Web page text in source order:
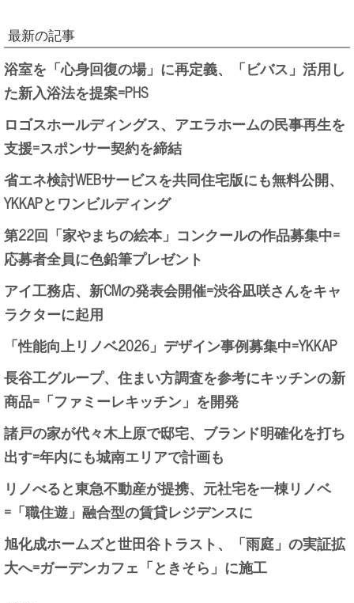
最新の記事
浴室を「心身回復の場」に再定義、「ビバス」活用し
た新入浴法を提案=PHS
ロゴスホールディングス、アエラホームの民事再生を
支援=スポンサー契約を締結
省エネ検討WEBサービスを共同住宅版にも無料公開、
YKKAPとワンビルディング
第22回「家やまちの絵本」コンクールの作品募集中=
応募者全員に色鉛筆プレゼント
アイ工務店、新CMの発表会開催=渋谷凪咲さんをキャ
ラクターに起用
「性能向上リノベ2026」デザイン事例募集中=YKKAP
長谷工グループ、住まい方調査を参考にキッチンの新
商品=「ファミーレキッチン」を開発
諸戸の家が代々木上原で邸宅、ブランド明確化を打ち
出す=年内にも城南エリアで計画も
リノべると東急不動産が提携、元社宅を一棟リノベ
=「職住遊」融合型の賃貸レジデンスに
旭化成ホームズと世田谷トラスト、「雨庭」の実証拡
大へ=ガーデンカフェ「ときそら」に施工